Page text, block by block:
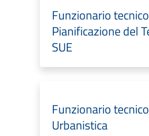
Funzionario
Pianificazione del
SUE
Funzionario
Urbanistica